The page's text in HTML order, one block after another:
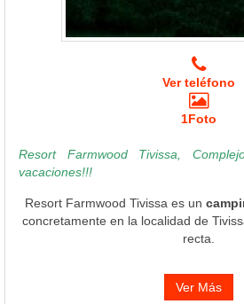
Ver teléfono
1Foto
Resort Farmwood Tivissa,
vacaciones!!!
Resort Farmwood Tivissa es un
concretamente en la localidad de
recta.
Ver Más